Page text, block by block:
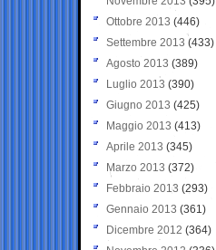
Ottobre 2013 (446)
Settembre 2013 (433)
Agosto 2013 (389)
Luglio 2013 (390)
Giugno 2013 (425)
Maggio 2013 (413)
Aprile 2013 (345)
Marzo 2013 (372)
Febbraio 2013 (293)
Gennaio 2013 (361)
Dicembre 2012 (364)